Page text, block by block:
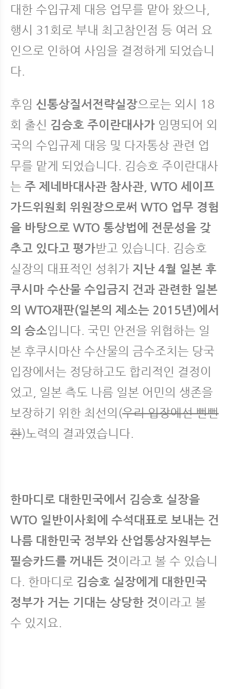
대한 수입규제 대응 업무를 맡아 왔으나,
행시 31회로 부내 최고참인점 등 여러 요
인으로 인하여 사임을 결정하게 되었습니
다.
후임 신통상질서전략실장으로는 외시 18
회 출신 김승호 주이란대사가 임명되어 외
국의 수입규제 대응 및 다자통상 관련 업
무를 맡게 되었습니다. 김승호 주이란대사
는 주 제네바대사관 참사관, WTO 세이프
가드위원회 위원장으로써 WTO 업무 경험
을 바탕으로 WTO 통상법에 전문성을 갖
추고 있다고 평가받고 있습니다. 김승호
실장의 대표적인 성취가 지난 4월 일본 후
쿠시마 수산물 수입금지 건과 관련한 일본
의 WTO재판(일본의 제소는 2015년)에서
의 승소입니다. 국민 안전을 위협하는 일
본 후쿠시마산 수산물의 금수조치는 당국
입장에서는 정당하고도 합리적인 결정이
었고, 일본 측도 나름 일본 어민의 생존을
보장하기 위한 최선의(우리 입장에선 뻔뻔
한)노력의 결과였습니다.
한마디로 대한민국에서 김승호 실장을
WTO 일반이사회에 수석대표로 보내는 건
나름 대한민국 정부와 산업통상자원부는
필승카드를 꺼내든 것이라고 볼 수 있습니
다. 한마디로 김승호 실장에게 대한민국
정부가 거는 기대는 상당한 것이라고 볼
수 있지요.